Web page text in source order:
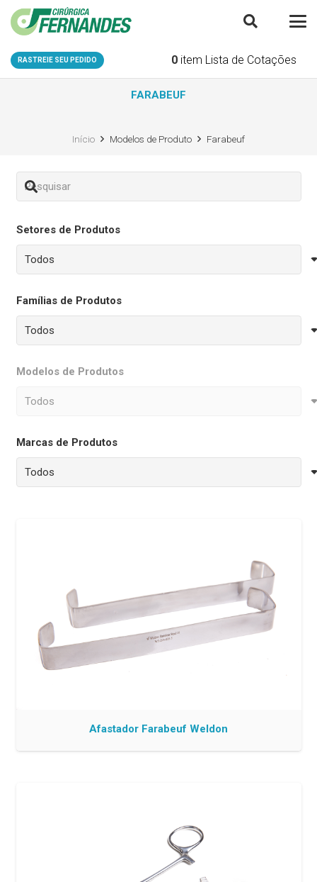
RASTREIE SEU PEDIDO 0 item Lista de Cotações
FARABEUF
Início Modelos de Produto Farabeuf
Setores de Produtos
Famílias de Produtos
Modelos de Produtos
Marcas de Produtos
Afastador Farabeuf Weldon